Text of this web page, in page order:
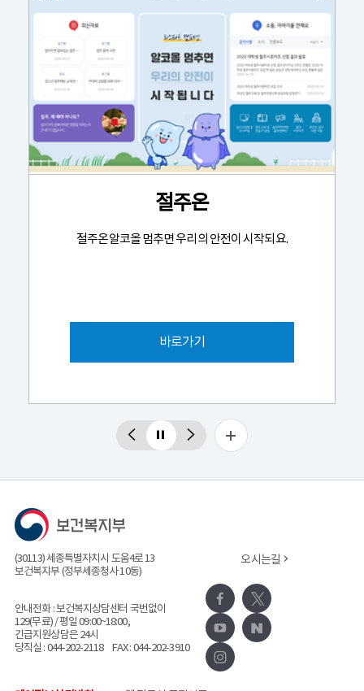
절주온
절주온알코올 멈추면 우리의 안전이 시작되요.
바로가기
이전 정지 다음
더보기
(30113) 세종특별자치시 도움4로 13
보건복지부 (정부세종청사 10동)
안내전화 :보건복지상담센터 국번없이
129(무료)/ 평일 09:00~18:00,
긴급지원상담은 24시
당직실 : 044-202-2118 FAX : 044-202-3910
오시는길
페이스북
x
유튜브네이버블로그
인스타그램